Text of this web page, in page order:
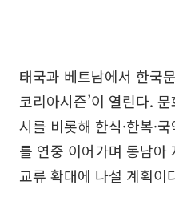
태국과 베트남에서 한국
코리아시즌’이 열린다.
시를 비롯해 한식·한복·
를 연중 이어가며 동남아
교류 확대에 나설 계획이